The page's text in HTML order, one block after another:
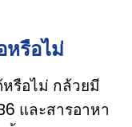
หรือไม่
หรือไม่ กล้วยมี
และสารอาหา